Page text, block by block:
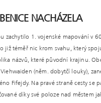
NACHÁZELA
zachytilo 1. vojenské mapování v
již téměř nic krom svahu, který
názvů, které původní krajinu.
Viehwaiden (něm. dobytčí louky),
Fifejdy. Na pravé straně cesty se
díky své poloze nad městem